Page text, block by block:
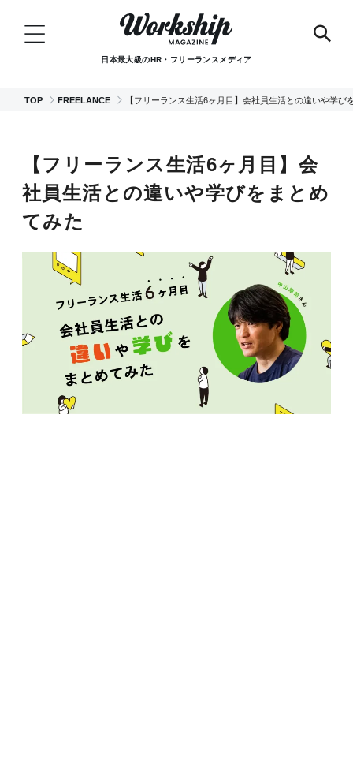
日本最大級のHR・フリーランスメディア
TOP FREELANCE 【フリーランス生活6ヶ月目】会社員生活との違いや学び
【フリーランス生活6ヶ月目】会
社員生活との違いや学びをまとめ
てみた